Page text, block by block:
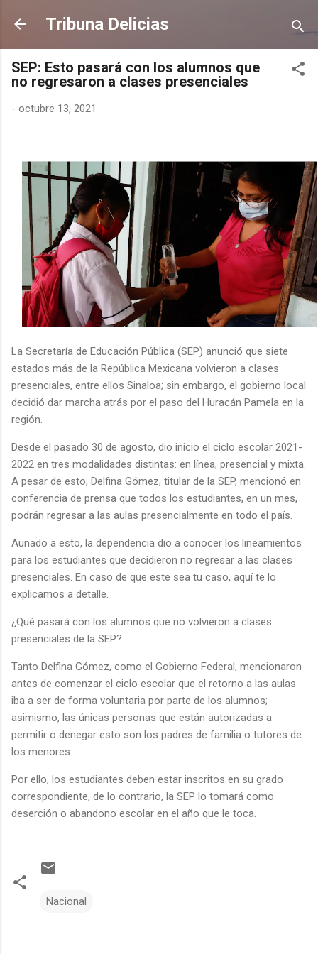
Ir al contenido principal
Tribuna Delicias
SEP: Esto pasará con los alumnos que
no regresaron a clases presenciales
- octubre 13, 2021
La Secretaría de Educación Pública (SEP) anunció que siete
estados más de la República Mexicana volvieron a clases
presenciales, entre ellos Sinaloa; sin embargo, el gobierno local
decidió dar marcha atrás por el paso del Huracán Pamela en la
región.
Desde el pasado 30 de agosto, dio inicio el ciclo escolar 2021-
2022 en tres modalidades distintas: en línea, presencial y mixta.
A pesar de esto, Delfina Gómez, titular de la SEP, mencionó en
conferencia de prensa que todos los estudiantes, en un mes,
podrán regresar a las aulas presencialmente en todo el país.
Aunado a esto, la dependencia dio a conocer los lineamientos
para los estudiantes que decidieron no regresar a las clases
presenciales. En caso de que este sea tu caso, aquí te lo
explicamos a detalle.
¿Qué pasará con los alumnos que no volvieron a clases
presenciales de la SEP?
Tanto Delfina Gómez, como el Gobierno Federal, mencionaron
antes de comenzar el ciclo escolar que el retorno a las aulas
iba a ser de forma voluntaria por parte de los alumnos;
asimismo, las únicas personas que están autorizadas a
permitir o denegar esto son los padres de familia o tutores de
los menores.
Por ello, los estudiantes deben estar inscritos en su grado
correspondiente, de lo contrario, la SEP lo tomará como
deserción o abandono escolar en el año que le toca.
Nacional